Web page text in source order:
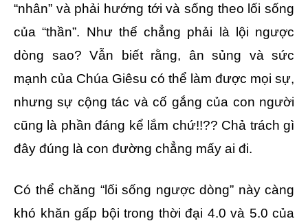
“nhân” và phải hướng tới và sống theo lối sống
của “thần”. Như thế chẳng phải là lội ngược
dòng sao? Vẫn biết rằng, ân sủng và sức
mạnh của Chúa Giêsu có thể làm được mọi sự,
nhưng sự cộng tác và cố gắng của con người
cũng là phần đáng kể lắm chứ!!?? Chả trách gì
đây đúng là con đường chẳng mấy ai đi.
Có thể chăng “lối sống ngược dòng” này càng
khó khăn gấp bội trong thời đại 4.0 và 5.0 của